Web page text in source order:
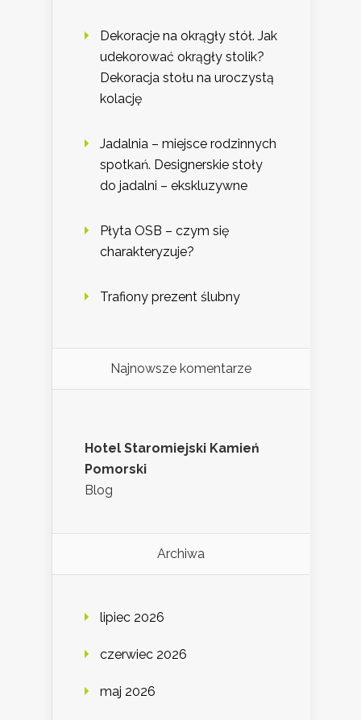
Dekoracje na okrągły stół. Jak
udekorować okrągły stolik?
Dekoracja stołu na uroczystą
kolację
Jadalnia – miejsce rodzinnych
spotkań. Designerskie stoły
do jadalni – ekskluzywne
Płyta OSB – czym się
charakteryzuje?
Trafiony prezent ślubny
Najnowsze komentarze
Hotel Staromiejski Kamień
Pomorski
Blog
Archiwa
lipiec 2026
czerwiec 2026
maj 2026